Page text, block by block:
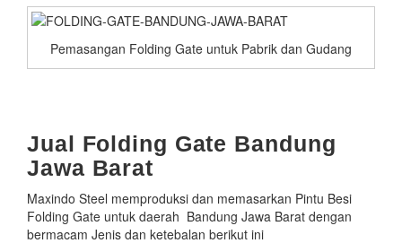
Pemasangan Folding Gate untuk Pabrik dan Gudang
Jual Folding Gate Bandung
Jawa Barat
Maxindo Steel memproduksi dan memasarkan Pintu Besi
Folding Gate untuk daerah Bandung Jawa Barat dengan
bermacam Jenis dan ketebalan berikut ini